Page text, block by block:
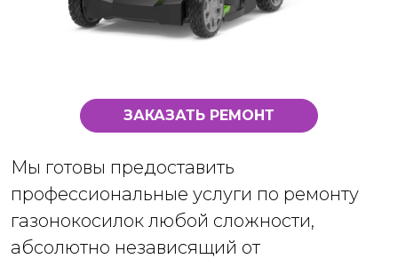
ЗАКАЗАТЬ РЕМОНТ
Мы готовы предоставить
профессиональные услуги по ремонту
газонокосилок любой сложности,
абсолютно независящий от